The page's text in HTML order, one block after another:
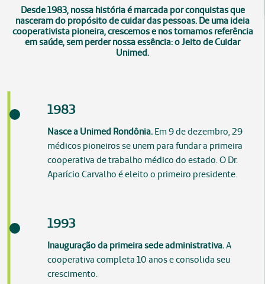
Desde 1983, nossa história é marcada por conquistas que
nasceram do propósito de cuidar das pessoas. De uma ideia
cooperativista pioneira, crescemos e nos tornamos referência
em saúde, sem perder nossa essência: o Jeito de Cuidar
Unimed.
1983
Nasce a Unimed Rondônia. Em 9 de dezembro, 29
médicos pioneiros se unem para fundar a primeira
cooperativa de trabalho médico do estado. O Dr.
Aparício Carvalho é eleito o primeiro presidente.
1993
Inauguração da primeira sede administrativa.A
cooperativa completa 10 anos e consolida seu
crescimento.